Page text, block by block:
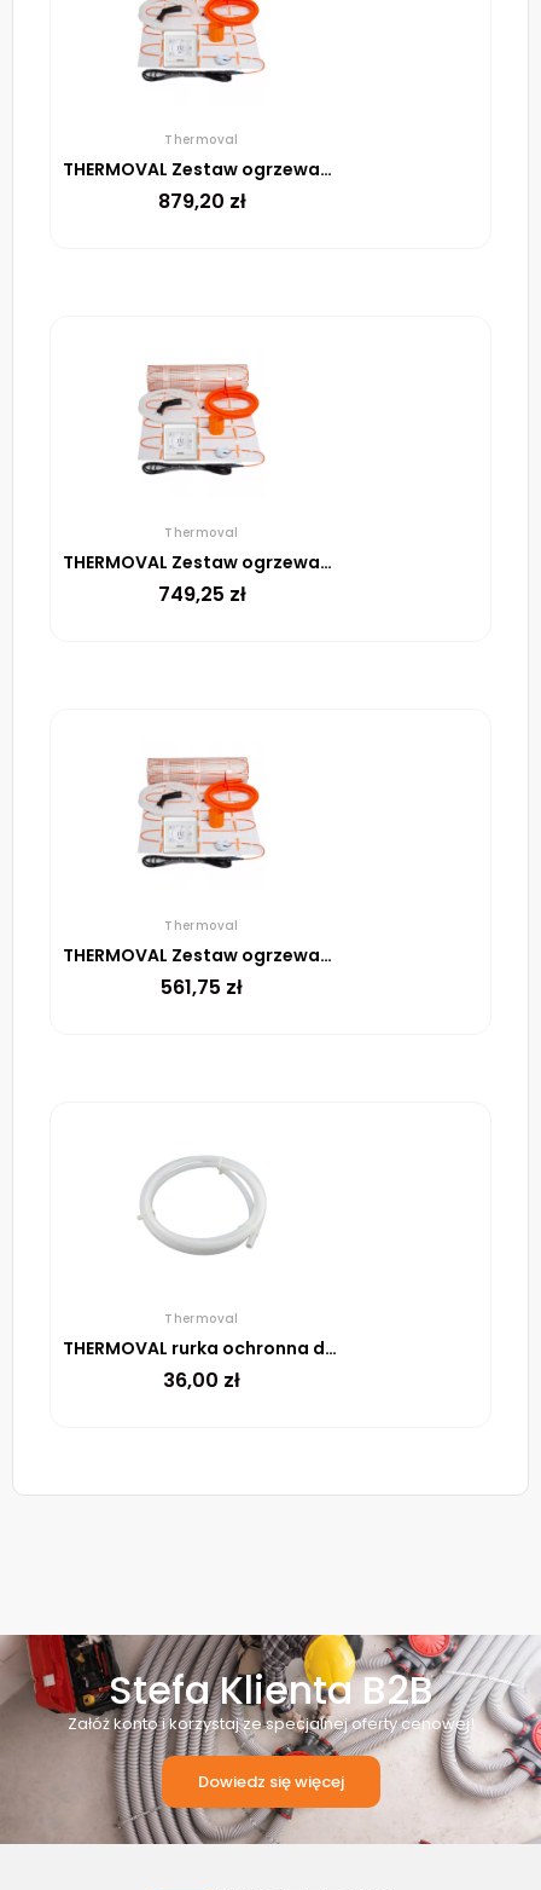
Thermoval
THERMOVAL Zestaw ogrzewania podłogowego – mata TV TO 5m² 170W/m² regulator TT 16 biały
879,20 zł
Thermoval
THERMOVAL Zestaw ogrzewania podłogowego – mata TV TO 4m² 170W/m² regulator TT 16 biały
749,25 zł
Thermoval
THERMOVAL Zestaw ogrzewania podłogowego – mata TV TO 2,5m² 170W/m² regulator TT 16 biały
561,75 zł
Thermoval
THERMOVAL rurka ochronna do czujnika podłogowego
36,00 zł
Stefa Klienta B2B
Załóż konto i korzystaj ze specjalnej oferty cenowej!
Dowiedz się więcej